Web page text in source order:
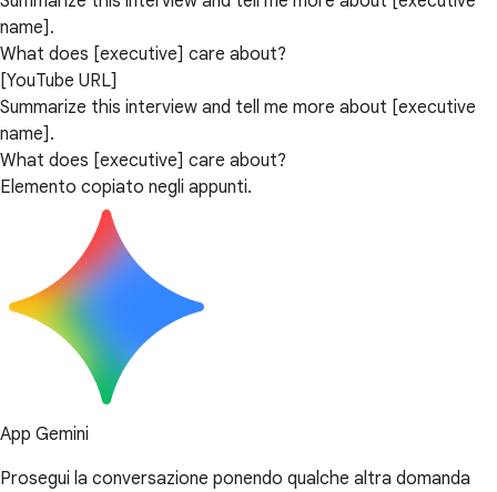
name].
What does [executive] care about?
[YouTube URL]
Summarize this interview and tell me more about [executive
name].
What does [executive] care about?
Elemento copiato negli appunti.
App Gemini
Prosegui la conversazione ponendo qualche altra domanda